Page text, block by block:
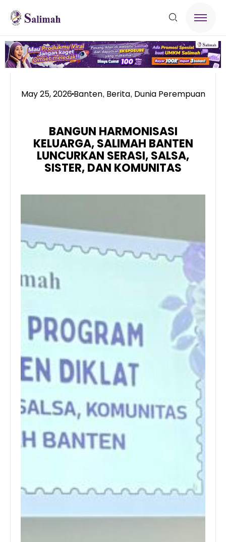
May 25, 2026Banten, Berita, Dunia Perempuan
BANGUN HARMONISASI
KELUARGA, SALIMAH BANTEN
LUNCURKAN SERASI, SALSA,
SISTER, DAN KOMUNITAS